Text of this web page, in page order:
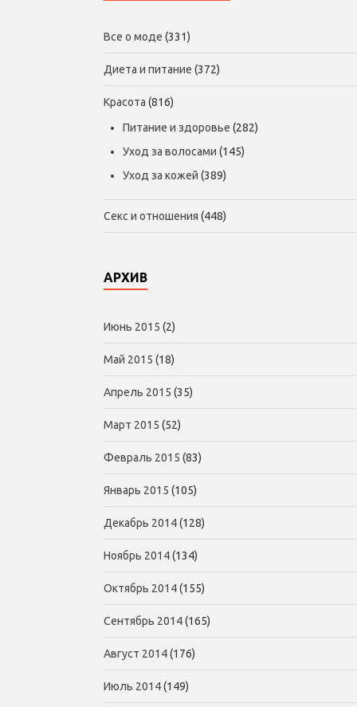
Все о моде (331)
Диета и питание (372)
Красота (816)
Питание и здоровье (282)
Уход за волосами (145)
Уход за кожей (389)
Секс и отношения (448)
АРХИВ
Июнь 2015 (2)
Май 2015 (18)
Апрель 2015 (35)
Март 2015 (52)
Февраль 2015 (83)
Январь 2015 (105)
Декабрь 2014(128)
Ноябрь 2014(134)
Октябрь 2014(155)
Сентябрь 2014(165)
Август 2014(176)
Июль 2014(149)